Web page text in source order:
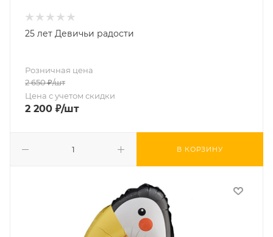
25 лет Девичьи радости
Розничная цена
2 650₽/шт
Цена с учетом скидки
2 200 ₽/шт
В КОРЗИНУ